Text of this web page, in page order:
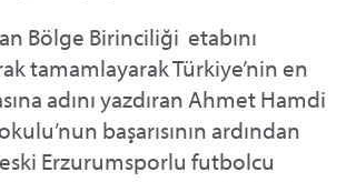
Bölge Birinciliği etabını
tamamlayarak Türkiye’nin en
adını yazdıran Ahmet Hamdi
başarısının ardından
Erzurumsporlu futbolcu